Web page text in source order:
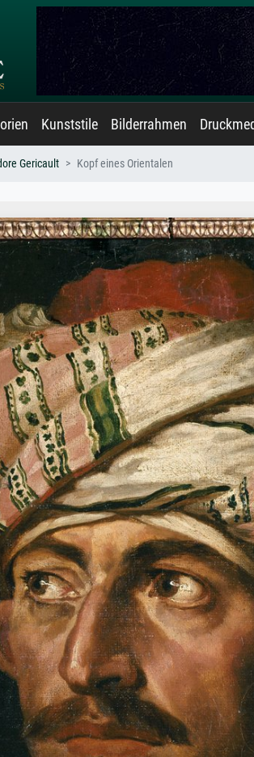
Kunststile Bilderrahmen
Gericault Kopf eines Orientalen